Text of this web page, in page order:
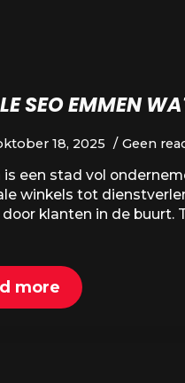
SEO EMMEN
18, 2025 Geen
is een stad vol
winkels tot
klanten in de buurt.
more